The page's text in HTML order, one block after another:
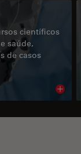
científicos
saúde,
de casos